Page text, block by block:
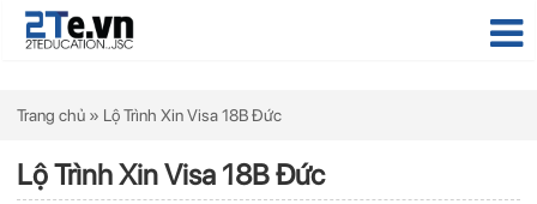
Trang chủ » Lộ Trình Xin Visa 18B Đức
Lộ Trình Xin Visa 18B Đức